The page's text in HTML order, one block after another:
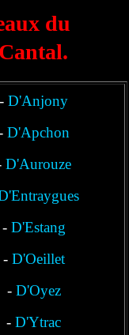
du
-D'Anjony
D'Apchon
D'Aurouze
- D'Estang
- D'Oeillet
- D'Oyez
-D'Ytrac